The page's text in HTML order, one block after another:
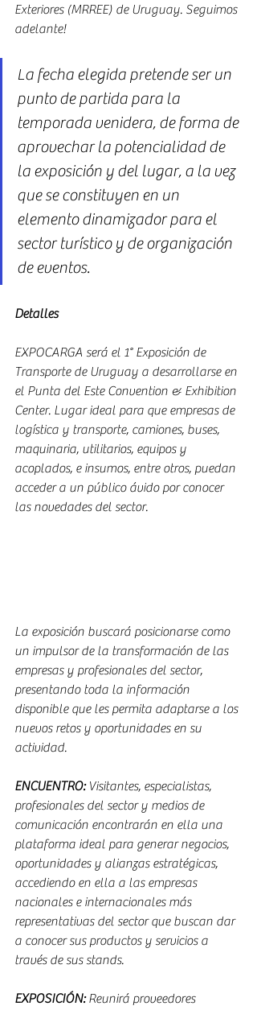
Exteriores (MRREE) de Uruguay. Seguimos
adelante!
La fecha elegida pretende ser un
punto de partida para la
temporada venidera, de forma de
aprovechar la potencialidad de
la exposición y del lugar, a la vez
que se constituyen en un
elemento dinamizador para el
sector turístico y de organización
de eventos.
Detalles
EXPOCARGA será el 1° Exposición de
Transporte de Uruguay a desarrollarse en
el Punta del Este Convention & Exhibition
Center. Lugar ideal para que empresas de
logística y transporte, camiones, buses,
maquinaria, utilitarios, equipos y
acoplados, e insumos, entre otros, puedan
acceder a un público ávido por conocer
las novedades del sector.
La exposición buscará posicionarse como
un impulsor de la transformación de las
empresas y profesionales del sector,
presentando toda la información
disponible que les permita adaptarse a los
nuevos retos y oportunidades en su
actividad.
ENCUENTRO: Visitantes, especialistas,
profesionales del sector y medios de
comunicación encontrarán en ella una
plataforma ideal para generar negocios,
oportunidades y alianzas estratégicas,
accediendo en ella a las empresas
nacionales e internacionales más
representativas del sector que buscan dar
a conocer sus productos y servicios a
través de sus stands.
EXPOSICIÓN: Reunirá proveedores